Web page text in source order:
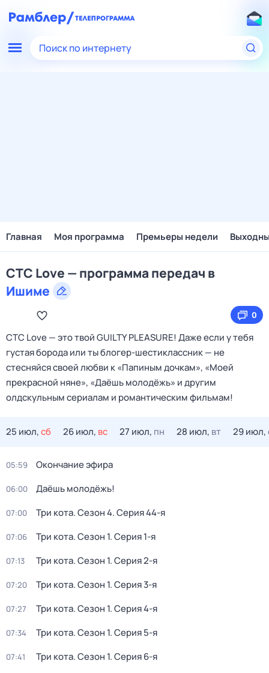
Поиск по интернету
Главная Моя программа Премьеры недели
СТС Love — программа передач в
Ишиме
0
СТС Love — это твой GUILTY PLEASURE! Даже если у тебя
густая борода или ты блогер-шестиклассник — не
стесняйся своей любви к «Папиным дочкам», «Моей
прекрасной няне», «Даёшь молодёжь» и другим
олдскульным сериалам и романтическим фильмам!
25 июл,сб 26 июл, вс 27 июл, пн 28 июл, вт 29 июл,
05:59 Окончание эфира
06:00 Даёшь молодёжь!
07:00 Три кота. Сезон 4. Серия 44-я
07:06 Три кота. Сезон 1. Серия 1-я
07:13 Три кота. Сезон 1. Серия 2-я
07:20 Три кота. Сезон 1. Серия 3-я
07:27 Три кота. Сезон 1. Серия 4-я
07:34 Три кота. Сезон 1. Серия 5-я
07:41 Три кота. Сезон 1. Серия 6-я